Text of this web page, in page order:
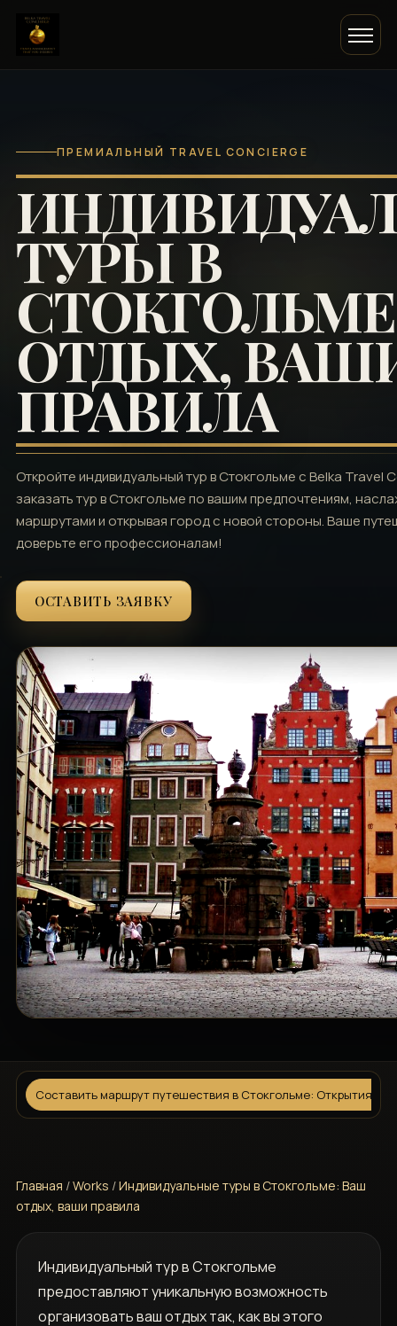
ПРЕМИАЛЬНЫЙ TRAVEL CONCIERGE
ТУРЫ В
ОТДЫХ,
ПРАВИЛА
Откройте индивидуальный тур в Стокгольме с Belka Travel
заказать тур в Стокгольме по вашим предпочтениям,
маршрутами и открывая город с новой стороны. Ваше
доверьте его профессионалам!
ОСТАВИТЬ ЗАЯВКУ
Составить маршрут путешествия в Стокгольме: Открытия без
Главная /Works /Индивидуальные туры в Стокгольме: Ваш
отдых, ваши правила
Индивидуальный тур в Стокгольме
предоставляют уникальную возможность
организовать ваш отдых так, как вы этого